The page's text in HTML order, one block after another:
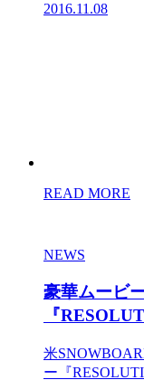
2016.11.08
READ MORE
NEWS
豪華ムービ
『
米
ー『